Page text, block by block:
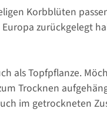
Korbblüten
zurückgelegt
als Topfpflanze.
Trocknen
im getrockneten